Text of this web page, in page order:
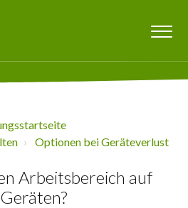
Optionen bei Geräteverlust
Arbeitsbereich auf